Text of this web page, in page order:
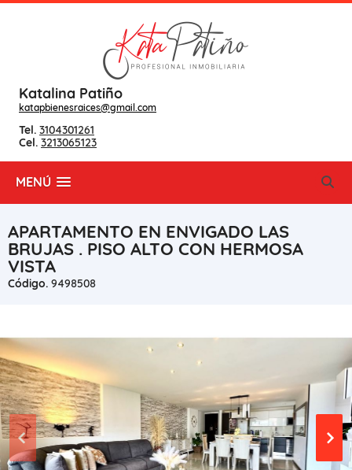
Katalina Patiño
katapbienesraices@gmail.com
Tel. 3104301261
Cel. 3213065123
MENÚ
APARTAMENTO EN ENVIGADO LAS
BRUJAS . PISO ALTO CON HERMOSA
VISTA
Código. 9498508